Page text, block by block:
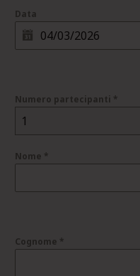
Data
Numero partecipanti *
1
Nome *
Cognome *